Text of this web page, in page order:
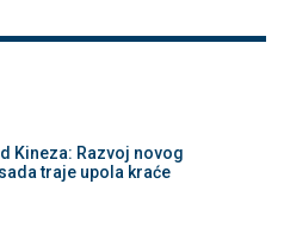
Kineza: Razvoj novog
traje upola kraće